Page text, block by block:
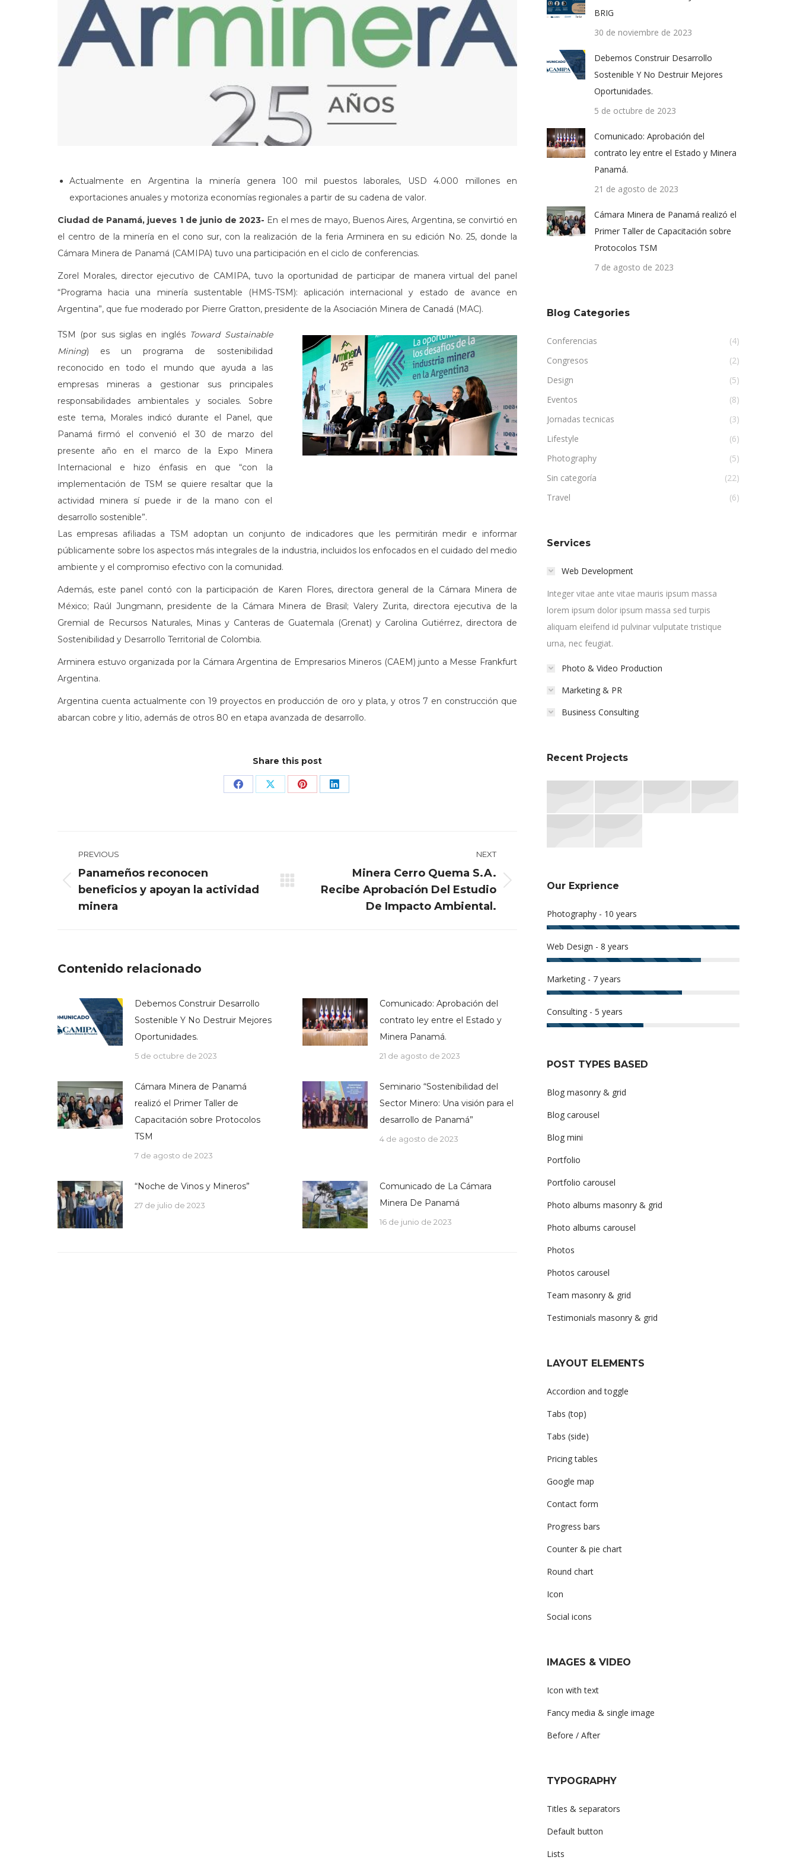
Actualmente en Argentina la minería genera 100 mil puestos laborales, USD 4.000 millones en
exportaciones anuales y motoriza economías regionales a partir de su cadena de valor.
Ciudad de Panamá, jueves 1 de junio de 2023- En el mes de mayo, Buenos Aires, Argentina, se convirtió en
el centro de la minería en el cono sur, con la realización de la feria Arminera en su edición No. 25, donde la
Cámara Minera de Panamá (CAMIPA) tuvo una participación en el ciclo de conferencias.
Zorel Morales, director ejecutivo de CAMIPA, tuvo la oportunidad de participar de manera virtual del panel
“Programa hacia una minería sustentable (HMS-TSM): aplicación internacional y estado de avance en
Argentina”, que fue moderado por Pierre Gratton, presidente de la Asociación Minera de Canadá (MAC).
TSM (por sus siglas en inglés Toward Sustainable
Mining) es un programa de sostenibilidad
reconocido en todo el mundo que ayuda a las
empresas mineras a gestionar sus principales
responsabilidades ambientales y sociales. Sobre
este tema, Morales indicó durante el Panel, que
Panamá firmó el convenió el 30 de marzo del
presente año en el marco de la Expo Minera
Internacional e hizo énfasis en que “con la
implementación de TSM se quiere resaltar que la
actividad minera sí puede ir de la mano con el
desarrollo sostenible”.
Las empresas afiliadas a TSM adoptan un conjunto de indicadores que les permitirán medir e informar
públicamente sobre los aspectos más integrales de la industria, incluidos los enfocados en el cuidado del medio
ambiente y el compromiso efectivo con la comunidad.
Además, este panel contó con la participación de Karen Flores, directora general de la Cámara Minera de
México; Raúl Jungmann, presidente de la Cámara Minera de Brasil; Valery Zurita, directora ejecutiva de la
Gremial de Recursos Naturales, Minas y Canteras de Guatemala (Grenat) y Carolina Gutiérrez, directora de
Sostenibilidad y Desarrollo Territorial de Colombia.
Arminera estuvo organizada por la Cámara Argentina de Empresarios Mineros (CAEM) junto a Messe Frankfurt
Argentina.
Argentina cuenta actualmente con 19 proyectos en producción de oro y plata, y otros 7 en construcción que
abarcan cobre y litio, además de otros 80 en etapa avanzada de desarrollo.
Share this post
Share Share Share Share
navigation
PREVIOUS
Previous
post:
Panameños reconocen
beneficios y apoyan la actividad
minera
NEXT
Next
Minera Cerro Quema S.A.
Recibe Aprobación Del Estudio
De Impacto Ambiental.
Contenido relacionado
Debemos Construir Desarrollo
Sostenible Y No Destruir Mejores
Oportunidades.
5 de octubre de 2023
Comunicado: Aprobación del
contrato ley entre el Estado y
Minera Panamá.
21 de agosto de 2023
Cámara Minera de Panamá
realizó el Primer Taller de
Capacitación sobre Protocolos
TSM
7 de agosto de 2023
Seminario “Sostenibilidad del
Sector Minero: Una visión para el
desarrollo de Panamá”
4 de agosto de 2023
“Noche de Vinos y Mineros”
27 de julio de 2023
Comunicado de La Cámara
Minera De Panamá
16 de junio de 2023
BRIG
30 de noviembre de 2023
Debemos Construir Desarrollo
Sostenible Y No Destruir Mejores
Oportunidades.
5 de octubre de 2023
Comunicado: Aprobación del
contrato ley entre el Estado y Minera
Panamá.
21 de agosto de 2023
Cámara Minera de Panamá realizó el
Primer Taller de Capacitación sobre
Protocolos TSM
7 de agosto de 2023
Blog Categories
Conferencias
(4)
Congresos
(2)
Design
(5)
Eventos
(8)
Jornadas tecnicas
(3)
Lifestyle
(6)
Photography
(5)
Sin categoría
(22)
Travel
(6)
Services
Web Development
Integer vitae ante vitae mauris ipsum massa
lorem ipsum dolor ipsum massa sed turpis
aliquam eleifend id pulvinar vulputate tristique
urna, nec feugiat.
Photo & Video Production
Marketing & PR
Business Consulting
Recent Projects
Our Exprience
Photography - 10 years
Web Design - 8 years
Marketing - 7 years
Consulting - 5 years
POST TYPES BASED
Blog masonry & grid
Blog carousel
Blog mini
Portfolio
Portfolio carousel
Photo albums masonry & grid
Photo albums carousel
Photos
Photos carousel
Team masonry & grid
Testimonials masonry & grid
LAYOUT ELEMENTS
Accordion and toggle
Tabs (top)
Tabs (side)
Pricing tables
Google map
Contact form
Progress bars
Counter & pie chart
Round chart
Icon
Social icons
IMAGES & VIDEO
Icon with text
Fancy media & single image
Before / After
TYPOGRAPHY
Titles & separators
Default button
Lists